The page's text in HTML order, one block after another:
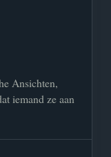
Ansichten,
iemand ze aan